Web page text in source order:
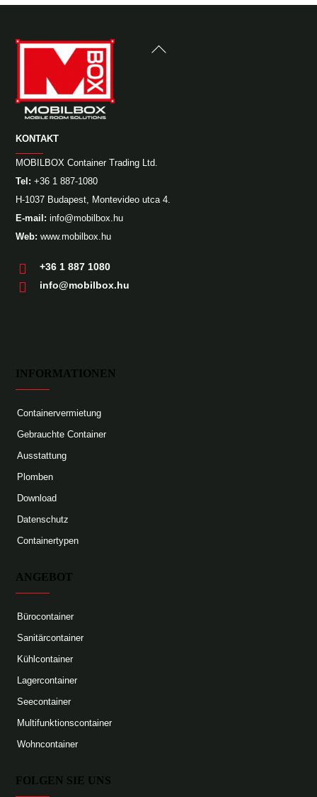
Back
KONTAKT
MOBILBOX Container Trading Ltd.
Tel: +36 1 887-1080
H-1037 Budapest, Montevideo utca 4.
E-mail:info@mobilbox.hu
Web: www.mobilbox.hu
+36 1 887 1080
info@mobilbox.hu
INFORMATIONEN
Containervermietung
Gebrauchte Container
Ausstattung
Plomben
Download
Datenschutz
Containertypen
ANGEBOT
Bürocontainer
Sanitärcontainer
Kühlcontainer
Lagercontainer
Seecontainer
Multifunktionscontainer
Wohncontainer
FOLGEN SIE UNS